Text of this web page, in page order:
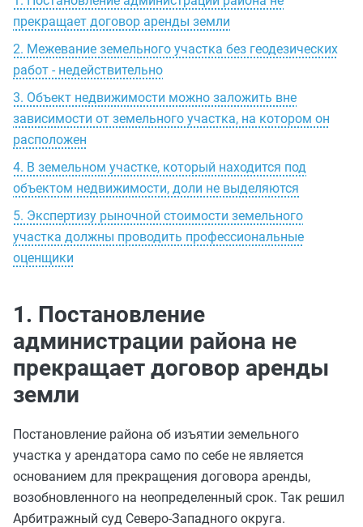
прекращает договор аренды земли
2. Межевание земельного участка без геодезических
работ - недействительно
3. Объект недвижимости можно заложить вне
зависимости от земельного участка, на котором он
расположен
4. В земельном участке, который находится под
объектом недвижимости, доли не выделяются
5. Экспертизу рыночной стоимости земельного
участка должны проводить профессиональные
оценщики
1. Постановление
администрации района не
прекращает договор аренды
земли
Постановление района об изъятии земельного
участка у арендатора само по себе не является
основанием для прекращения договора аренды,
возобновленного на неопределенный срок. Так решил
Арбитражный суд Северо-Западного округа.